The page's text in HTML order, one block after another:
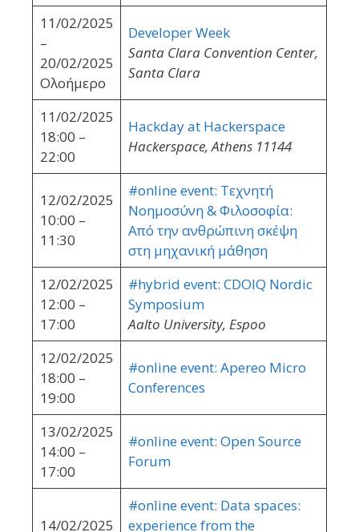
11/02/2025
–
20/02/2025
Ολοήμερο
Developer Week
Santa Clara Convention Center,
Santa Clara
11/02/2025
18:00 –
22:00
Hackday at Hackerspace
Hackerspace, Athens 11144
12/02/2025
10:00 –
11:30
#online event: Τεχνητή
Νοημοσύνη & Φιλοσοφία:
Από την ανθρώπινη σκέψη
στη μηχανική μάθηση
12/02/2025
12:00 –
17:00
#hybrid event: CDOIQ Nordic
Symposium
Aalto University, Espoo
12/02/2025
18:00 –
19:00
#online event: Apereo Micro
Conferences
13/02/2025
14:00 –
17:00
#online event: Open Source
Forum
14/02/2025
#online event: Data spaces:
experience from the